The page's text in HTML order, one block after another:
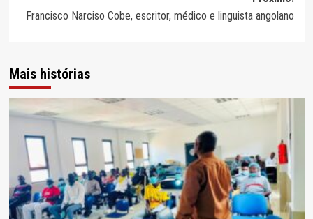
Francisco Narciso Cobe, escritor, médico e linguista angolano
Mais histórias